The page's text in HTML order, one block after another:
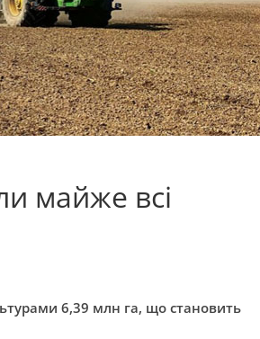
майже всі
6,39 млн га, що становить